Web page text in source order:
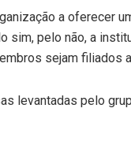
a oferecer
sim, pelo não, a
sejam filiados
levantadas pelo